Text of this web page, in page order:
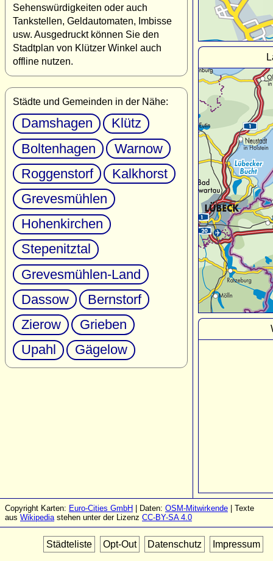
Sehenswürdigkeiten oder auch
Tankstellen, Geldautomaten, Imbisse
usw. Ausgedruckt können Sie den
Stadtplan von Klützer Winkel auch
offline nutzen.
Städte und Gemeinden in der Nähe:
Damshagen
Klütz
Boltenhagen
Warnow
Roggenstorf
Kalkhorst
Grevesmühlen
Hohenkirchen
Stepenitztal
Grevesmühlen-Land
Dassow
Bernstorf
Zierow
Grieben
Upahl
Gägelow
Copyright Karten: Euro-Cities GmbH | Daten: OSM-Mitwirkende | Texte
aus Wikipediastehen unter der Lizenz CC-BY-SA 4.0
Städteliste Opt-Out Datenschutz Impressum